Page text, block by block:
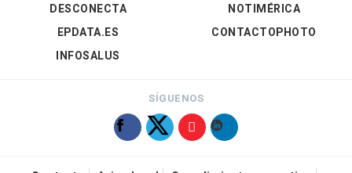
DESCONECTA
EPDATA.ES
INFOSALUS
NOTIMÉRICA
CONTACTOPHOTO
SÍGUENOS